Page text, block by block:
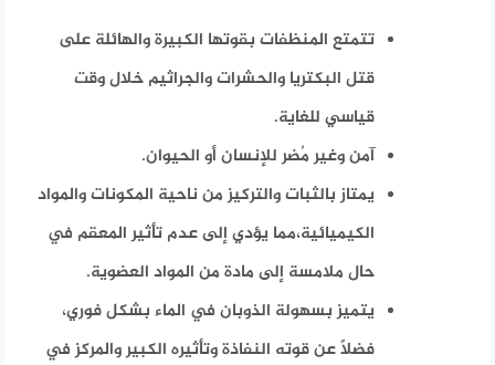
تتمتع المنظفات بقوتها الكبيرة والهائلة على
قتل البكتريا والحشرات والجراثيم خلال وقت
قياسي للغاية.
آمن وغير مُضر للإنسان أو الحيوان.
يمتاز بالثبات والتركيز من ناحية المكونات والمواد
الكيميائية،مما يؤدي إلى عدم تأثير المعقم في
حال ملامسة إلى مادة من المواد العضوية.
يتميز بسهولة الذوبان في الماء بشكل فوري،
فضلاً عن قوته النفاذة وتأثيره الكبير والمركز في